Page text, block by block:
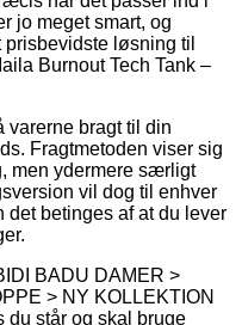
jo meget smart, og
løsning til
Burnout Tech Tank –
bragt til din
Fragtmetoden viser sig
men ydermere særligt
vil dog til enhver
betinges af at du lever
BADU DAMER >
> NY KOLLEKTION
du står og skal bruge